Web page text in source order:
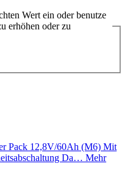
Wert ein oder benutze
erhöhen oder zu
Pack 12,8V/60Ah (M6) Mit
Da… Mehr